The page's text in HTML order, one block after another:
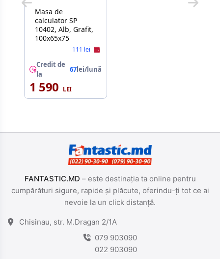
Masa de
calculator SP
10402, Alb, Grafit,
100x65x75
111 lei
Credit de
la
67lei/lună
1 590
FANTASTIC.MD – este destinația ta online pentru
cumpărături sigure, rapide și plăcute, oferindu-ți tot ce ai
nevoie la un click distanță.
Chisinau, str. M.Dragan 2/1A
079 903090
022 903090